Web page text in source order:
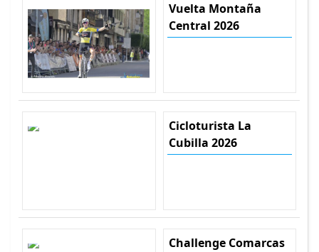
Vuelta Montaña
Central 2026
Cicloturista La
Cubilla 2026
Challenge Comarcas